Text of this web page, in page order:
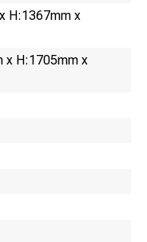
H:1367mm x
x H:1705mm x